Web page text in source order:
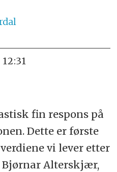
12:31
fin respons på
Dette er første
vi lever etter
Alterskjær,